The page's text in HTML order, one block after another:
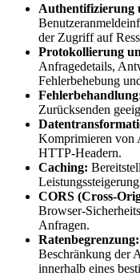
Authentifizierung
der Zugriff auf
Protokollierung
Anfragedetails,
Fehlerbehebung
Zurücksenden
Komprimieren von
HTTP-Headern.
Caching:
CORS (Cross-
Browser-
Anfragen.
Ratenbegrenzung:
Beschränkung der
innerhalb eines